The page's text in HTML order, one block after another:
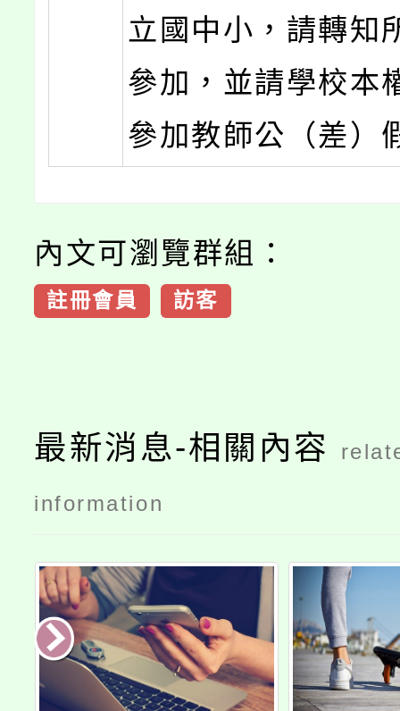
立國中小，請轉知
參加，並請學校本
參加教師公（差）
內文可瀏覽群組：
註冊會員 訪客
最新消息-相關內容
information